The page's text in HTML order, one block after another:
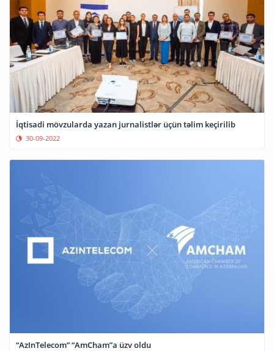
İqtisadi mövzularda yazan jurnalistlər üçün təlim keçirilib
30-09-2022
“AzInTelecom” “AmCham”a üzv oldu